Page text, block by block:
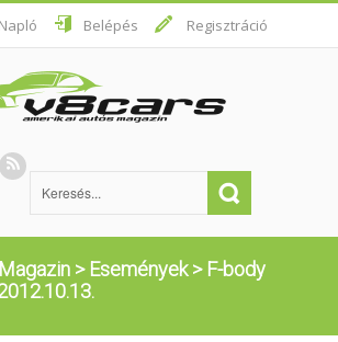
Napló Belépés Regisztráció
Magazin > Események> F-body